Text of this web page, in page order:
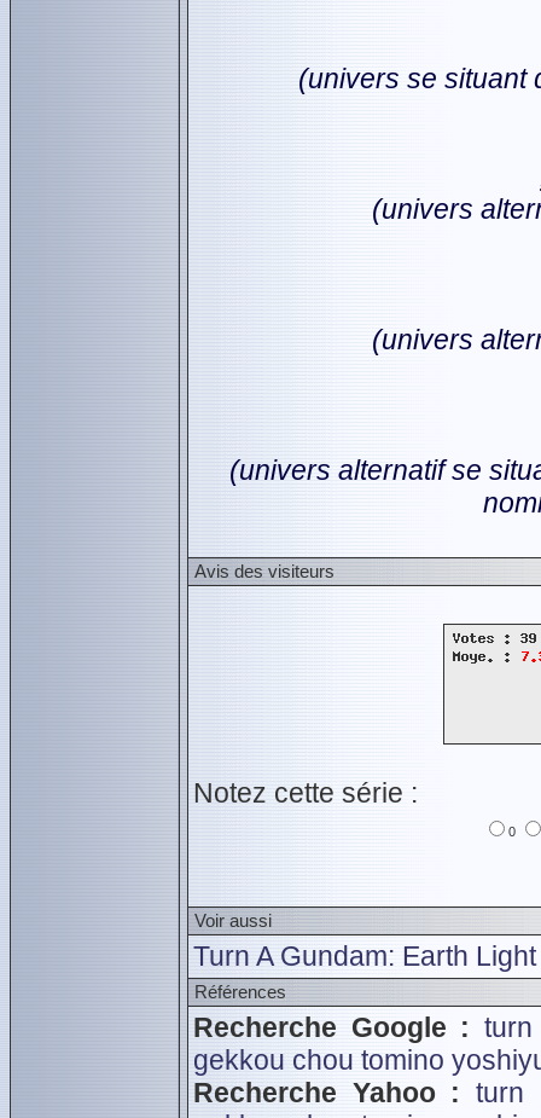
(univers se situant
(univers
(univers
(univers alternatif se
Avis des visiteurs
Notez cette série :
0
Voir aussi
Turn A Gundam: Earth Light
Références
Recherche Google :
gekkou chou tomino
Recherche Yahoo : turn